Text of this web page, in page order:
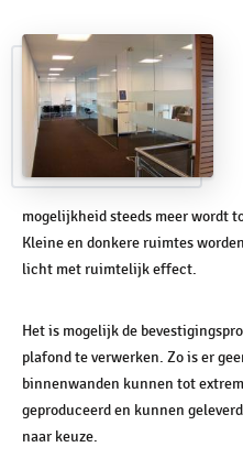
mogelijkheid steeds meer wordt
Kleine en donkere ruimtes
licht met ruimtelijk effect.
Het is mogelijk de
plafond te verwerken. Zo is er
binnenwanden kunnen tot
geproduceerd en kunnen
naar keuze.